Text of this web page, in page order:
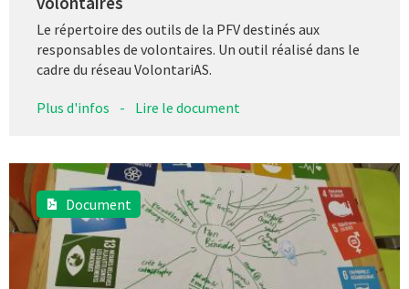
Le répertoire des outils de la PFV destinés aux
responsables de volontaires. Un outil réalisé dans le
cadre du réseau VolontariAS.
Plus d'infos - Lire le document
Document